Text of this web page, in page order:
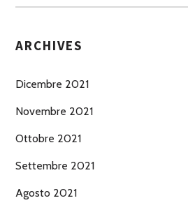
ARCHIVES
Dicembre 2021
Novembre 2021
Ottobre 2021
Settembre 2021
Agosto 2021